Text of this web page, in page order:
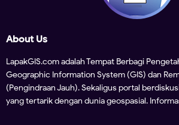
About Us
LapakGIS.com adalah Tempat Berbagi
Geographic Information System (GIS) dan
(Pengindraan Jauh). Sekaligus portal
yang tertarik dengan dunia geospasial.